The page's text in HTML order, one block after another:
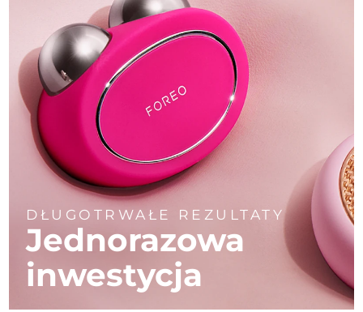
DŁUGOTRWAŁE REZULTATY
Jednorazowa
inwestycja